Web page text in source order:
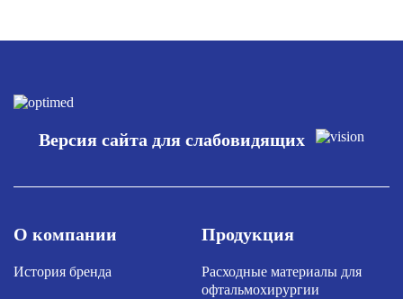
Версия сайта для слабовидящих
О компании
История бренда
Продукция
Расходные материалы для
офтальмохирургии